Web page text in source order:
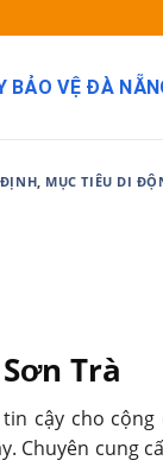
BẢO VỆ ĐÀ
ĐỊNH, MỤC TIÊU DI
Trà
cậy cho
Chuyên cung